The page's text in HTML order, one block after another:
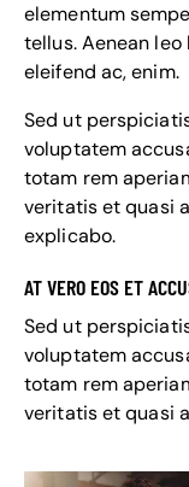
elementum
tellus. Aenean
eleifend ac, enim.
Sed ut
voluptatem
totam rem
veritatis et quasi
explicabo.
AT VERO EOS ET
Sed ut
voluptatem
totam rem
veritatis et quasi